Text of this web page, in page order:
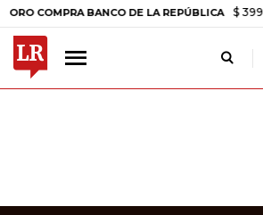
BANCO DE LA REPÚBLICA $ 399.745,16